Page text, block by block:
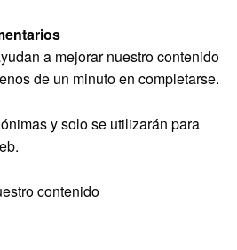
a mejorar nuestro contenido
de un minuto en completarse.
y solo se utilizarán para
contenido